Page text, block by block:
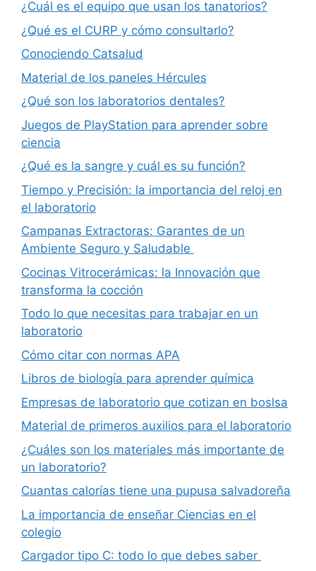
¿Cuál es el equipo que usan los tanatorios?
¿Qué es el CURP y cómo consultarlo?
Conociendo Catsalud
Material de los paneles Hércules
¿Qué son los laboratorios dentales?
Juegos de PlayStation para aprender sobre
ciencia
¿Qué es la sangre y cuál es su función?
Tiempo y Precisión: la importancia del reloj en
el laboratorio
Campanas Extractoras: Garantes de un
Ambiente Seguro y Saludable
Cocinas Vitrocerámicas: la Innovación que
transforma la cocción
Todo lo que necesitas para trabajar en un
laboratorio
Cómo citar con normas APA
Libros de biología para aprender química
Empresas de laboratorio que cotizan en boslsa
Material de primeros auxilios para el laboratorio
¿Cuáles son los materiales más importante de
un laboratorio?
Cuantas calorías tiene una pupusa salvadoreña
La importancia de enseñar Ciencias en el
colegio
Cargador tipo C: todo lo que debes saber